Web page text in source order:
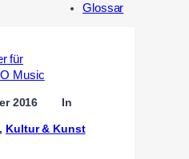
Glossar
2016 In
, Kultur & Kunst